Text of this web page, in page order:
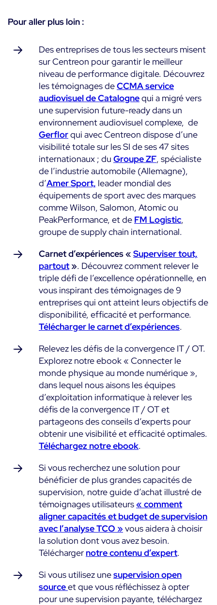
Pour aller plus loin :
Des entreprises de tous les secteurs misent
sur Centreon pour garantir le meilleur
niveau de performance digitale. Découvrez
les témoignages deCCMA service
audiovisuel de Catalognequi a migré vers
une supervision future-ready dans un
environnement audiovisuel complexe, de
Gerflorqui avec Centreon dispose d’une
visibilité totale sur les SI de ses 47 sites
internationaux ; du Groupe ZF, spécialiste
de l’industrie automobile (Allemagne),
d’Amer Sport, leader mondial des
équipements de sport avec des marques
comme Wilson, Salomon, Atomic ou
PeakPerformance, et de FM Logistic,
groupe de supply chain international.
Carnet d’expériences « Superviser tout,
partout ». Découvrez comment relever le
triple défi de l’excellence opérationnelle, en
vous inspirant des témoignages de 9
entreprises qui ont atteint leurs objectifs de
disponibilité, efficacité et performance.
Télécharger le carnet d’expériences.
Relevez les défis de la convergence IT / OT.
Explorez notre ebook « Connecter le
monde physique au monde numérique »,
dans lequel nous aisons les équipes
d’exploitation informatique à relever les
défis de la convergence IT / OT et
partageons des conseils d’experts pour
obtenir une visibilité et efficacité optimales.
Téléchargez notre ebook.
Si vous recherchez une solution pour
bénéficier de plus grandes capacités de
supervision, notre guide d’achat illustré de
témoignages utilisateurs« comment
aligner capacités et budget de supervision
avec l’analyse TCO »vous aidera à choisir
la solution dont vous avez besoin.
Télécharger notre contenu d’expert.
Si vous utilisez unesupervision open
sourceet que vous réfléchissez à opter
pour une supervision payante, téléchargez